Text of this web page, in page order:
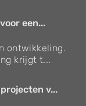
een...
ontwikkeling.
krijgt t...
v...